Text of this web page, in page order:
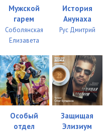
Мужской
гарем
Соболянская
Елизавета
История
Анунаха
Рус Дмитрий
Особый
отдел
Защищая
Элизиум